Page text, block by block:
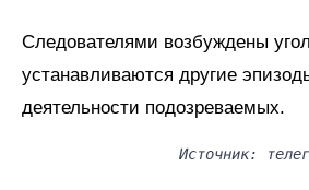
Следователями возбуждены
устанавливаются другие
деятельности подозреваемых.
Источник: